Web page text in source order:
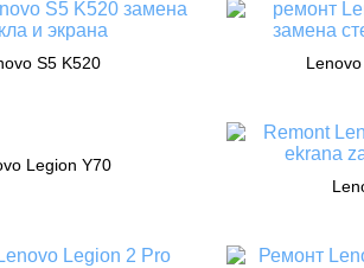
S5 K520
Legion Y70